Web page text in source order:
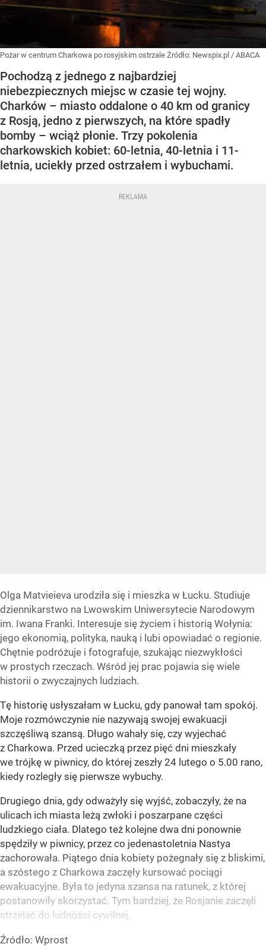
Pożar w centrum Charkowa po rosyjskim ostrzale Źródło: Newspix.pl / ABACA
Pochodzą z jednego z najbardziej
niebezpiecznych miejsc w czasie tej wojny.
Charków – miasto oddalone o 40 km od granicy
z Rosją, jedno z pierwszych, na które spadły
bomby – wciąż płonie. Trzy pokolenia
charkowskich kobiet: 60-letnia, 40-letnia i 11-
letnia, uciekły przed ostrzałem i wybuchami.
Olga Matvieieva urodziła się i mieszka w Łucku. Studiuje
dziennikarstwo na Lwowskim Uniwersytecie Narodowym
im. Iwana Franki. Interesuje się życiem i historią Wołynia:
jego ekonomią, polityka, nauką i lubi opowiadać o regionie.
Chętnie podróżuje i fotografuje, szukając niezwykłości
w prostych rzeczach. Wśród jej prac pojawia się wiele
historii o zwyczajnych ludziach.
Tę historię usłyszałam w Łucku, gdy panował tam spokój.
Moje rozmówczynie nie nazywają swojej ewakuacji
szczęśliwą szansą. Długo wahały się, czy wyjechać
z Charkowa. Przed ucieczką przez pięć dni mieszkały
we trójkę w piwnicy, do której zeszły 24 lutego o 5.00 rano,
kiedy rozległy się pierwsze wybuchy.
Drugiego dnia, gdy odważyły się wyjść, zobaczyły, że na
ulicach ich miasta leżą zwłoki i poszarpane części
ludzkiego ciała. Dlatego też kolejne dwa dni ponownie
spędziły w piwnicy, przez co jedenastoletnia Nastya
zachorowała. Piątego dnia kobiety pożegnały się z bliskimi,
a szóstego z Charkowa zaczęły kursować pociągi
ewakuacyjne. Była to jedyna szansa na ratunek, z której
postanowiły skorzystać. Tym bardziej, że Rosjanie zaczęli
strzelać do ludności cywilnej.
Źródło: Wprost